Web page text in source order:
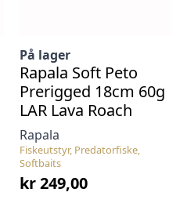
Fiskeutstyr, Predatorfiske,
Softbaits
Rapala
På lager
Rapala Soft Peto
Prerigged 18cm 60g
LAR Lava Roach
kr249,00